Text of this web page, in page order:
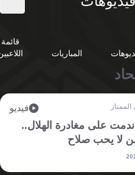
المباريات
قائمة
فيديو
على مغادرة الهلال..
لا يحب صلاح